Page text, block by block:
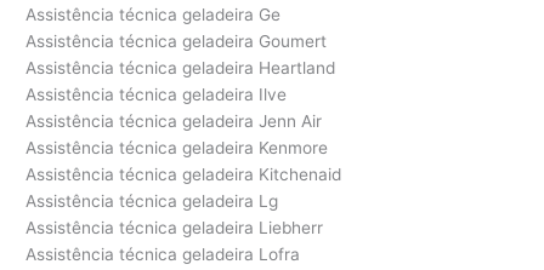
Assistência técnica geladeira Ge
Assistência técnica geladeira Goumert
Assistência técnica geladeira Heartland
Assistência técnica geladeira Ilve
Assistência técnica geladeira Jenn Air
Assistência técnica geladeira Kenmore
Assistência técnica geladeira Kitchenaid
Assistência técnica geladeira Lg
Assistência técnica geladeira Liebherr
Assistência técnica geladeira Lofra